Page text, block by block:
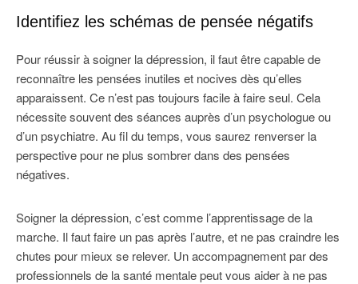
Identifiez les schémas de pensée négatifs
Pour réussir à soigner la dépression, il faut être capable de
reconnaître les pensées inutiles et nocives dès qu’elles
apparaissent. Ce n’est pas toujours facile à faire seul. Cela
nécessite souvent des séances auprès d’un psychologue ou
d’un psychiatre. Au fil du temps, vous saurez renverser la
perspective pour ne plus sombrer dans des pensées
négatives.
Soigner la dépression, c’est comme l’apprentissage de la
marche. Il faut faire un pas après l’autre, et ne pas craindre les
chutes pour mieux se relever. Un accompagnement par des
professionnels de la santé mentale peut vous aider à ne pas